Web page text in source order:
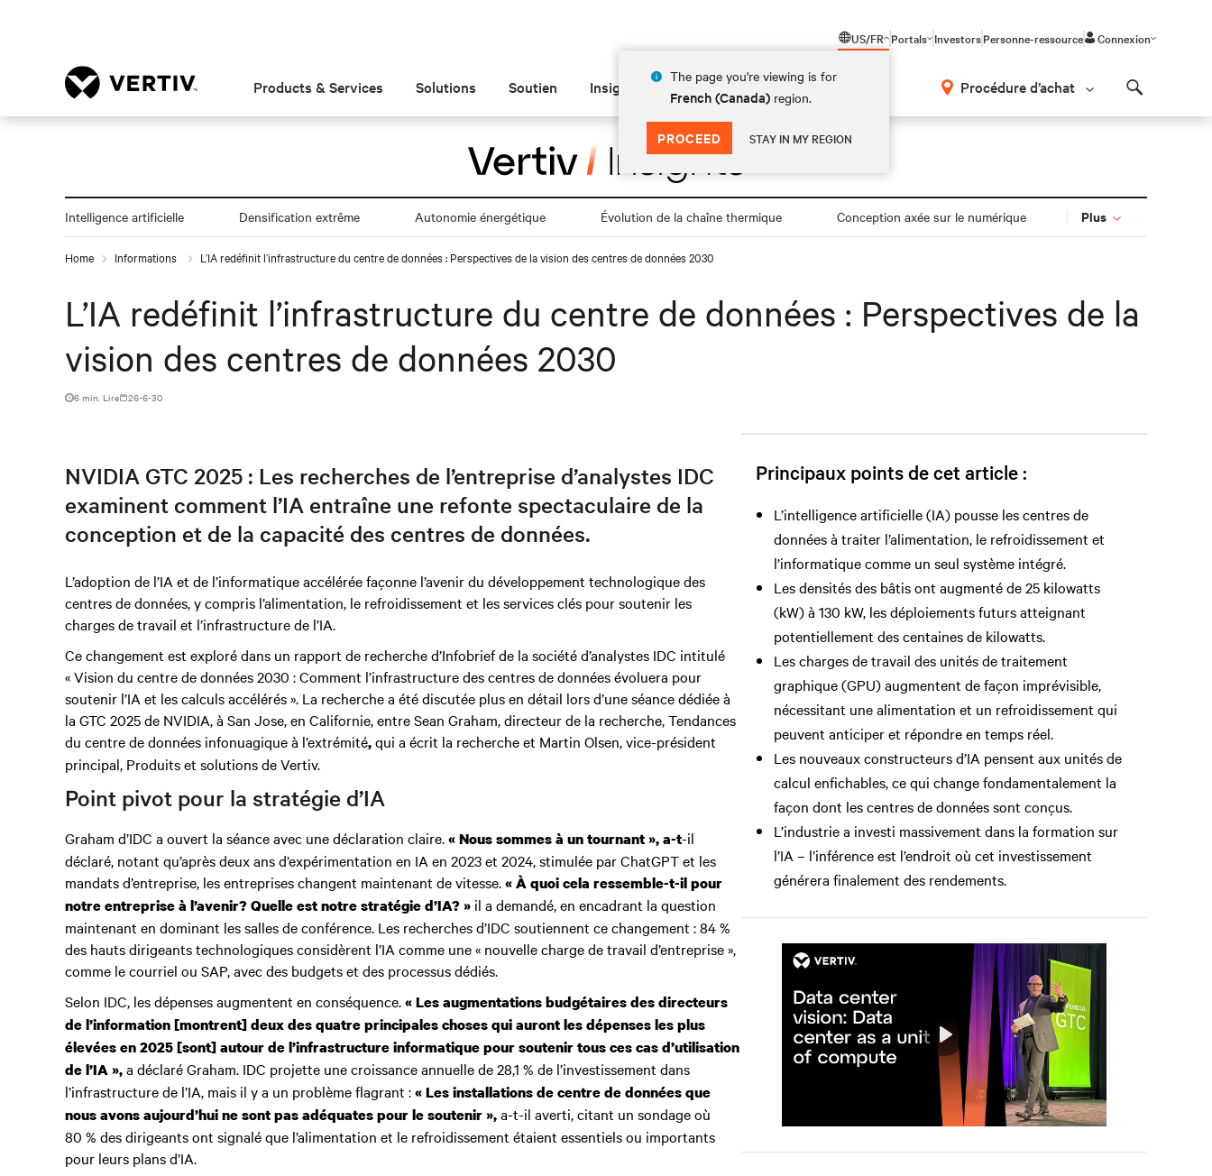
US/FR
The page you're viewing is for
French (Canada) region.
PROCEED STAY IN MY REGION
Portals InvestorsPersonne-ressource Connexion
Products & Services Solutions Soutien Insights À propos de Procédure d’achat
Intelligence artificielle Densification extrême Autonomie énergétique Évolution de la chaîne thermique Conception axée sur le numérique Plus
Home Informations L’IA redéfinit l’infrastructure du centre de données : Perspectives de la vision des centres de données 2030
L’IA redéfinit l’infrastructure du centre de données : Perspectives de la
vision des centres de données 2030
6 min. Lire 26-6-30
NVIDIA GTC 2025 : Les recherches de l’entreprise d’analystes IDC
examinent comment l’IA entraîne une refonte spectaculaire de la
conception et de la capacité des centres de données.
L’adoption de l’IA et de l’informatique accélérée façonne l’avenir du développement technologique des
centres de données, y compris l’alimentation, le refroidissement et les services clés pour soutenir les
charges de travail et l’infrastructure de l’IA.
Ce changement est exploré dans un rapport de recherche d’Infobrief de la société d’analystes IDC intitulé
« Vision du centre de données 2030 : Comment l’infrastructure des centres de données évoluera pour
soutenir l’IA et les calculs accélérés ». La recherche a été discutée plus en détail lors d’une séance dédiée à
la GTC 2025 de NVIDIA, à San Jose, en Californie, entre Sean Graham, directeur de la recherche, Tendances
du centre de données infonuagique à l’extrémité,qui a écrit la recherche et Martin Olsen, vice-président
principal, Produits et solutions de Vertiv.
Point pivot pour la stratégie d’IA
Graham d’IDC a ouvert la séance avec une déclaration claire.« Nous sommes à un tournant », a-t-il
déclaré, notant qu’après deux ans d’expérimentation en IA en 2023 et 2024, stimulée par ChatGPT et les
mandats d’entreprise, les entreprises changent maintenant de vitesse.« À quoi cela ressemble-t-il pour
notre entreprise à l’avenir? Quelle est notre stratégie d’IA? » il a demandé, en encadrant la question
maintenant en dominant les salles de conférence. Les recherches d’IDC soutiennent ce changement : 84 %
des hauts dirigeants technologiques considèrent l’IA comme une « nouvelle charge de travail d’entreprise »,
comme le courriel ou SAP, avec des budgets et des processus dédiés.
Selon IDC, les dépenses augmentent en conséquence.« Les augmentations budgétaires des directeurs
de l’information [montrent] deux des quatre principales choses qui auront les dépenses les plus
élevées en 2025 [sont] autour de l’infrastructure informatique pour soutenir tous ces cas d’utilisation
de l’IA »,a déclaré Graham. IDC projette une croissance annuelle de 28,1 % de l’investissement dans
l’infrastructure de l’IA, mais il y a un problème flagrant :« Les installations de centre de données que
nous avons aujourd’hui ne sont pas adéquates pour le soutenir »,a-t-il averti, citant un sondage où
80 % des dirigeants ont signalé que l’alimentation et le refroidissement étaient essentiels ou importants
pour leurs plans d’IA.
Principaux points de cet article :
L’intelligence artificielle (IA) pousse les centres de
données à traiter l’alimentation, le refroidissement et
l’informatique comme un seul système intégré.
Les densités des bâtis ont augmenté de 25 kilowatts
(kW) à 130 kW, les déploiements futurs atteignant
potentiellement des centaines de kilowatts.
Les charges de travail des unités de traitement
graphique (GPU) augmentent de façon imprévisible,
nécessitant une alimentation et un refroidissement qui
peuvent anticiper et répondre en temps réel.
Les nouveaux constructeurs d’IA pensent aux unités de
calcul enfichables, ce qui change fondamentalement la
façon dont les centres de données sont conçus.
L’industrie a investi massivement dans la formation sur
l’IA – l’inférence est l’endroit où cet investissement
générera finalement des rendements.
Mute Settings
Play